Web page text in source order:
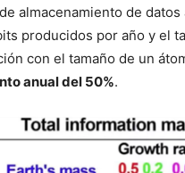
almacenamiento de datos
producidos por año y el
con el tamaño de un
anual del 50%.